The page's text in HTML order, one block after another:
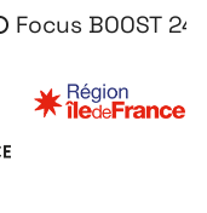
Focus BOOST 24